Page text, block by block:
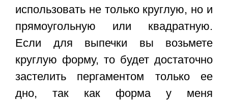
использовать не только круглую, но и
прямоугольную или квадратную.
Если для выпечки вы возьмете
круглую форму, то будет достаточно
застелить пергаментом только ее
дно, так как форма у меня